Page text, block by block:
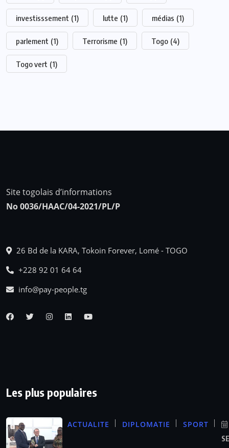
investisssement (1) lutte (1) médias (1)
parlement (1) Terrorisme (1) Togo (4)
Togo vert (1)
Site togolais d’informations
No 0036/HAAC/04-2021/PL/P
26 Bd de la KARA, Tokoin Forever, Lomé - TOGO
+228 92 01 64 64
info@pay-people.tg
Les plus populaires
ACTUALITE DIPLOMATIE SPORT